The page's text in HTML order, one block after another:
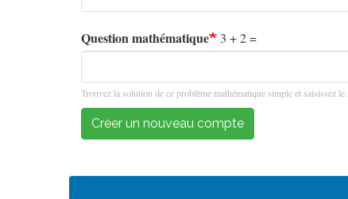
Question mathématique 3 + 2 =
Trouvez la solution de ce problème mathématique simple et saisissez
Créer un nouveau compte